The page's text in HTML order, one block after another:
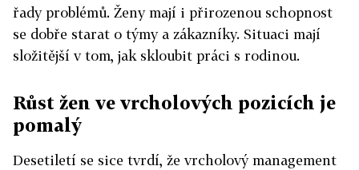
řady problémů. Ženy mají i přirozenou schopnost
se dobře starat o týmy a zákazníky. Situaci mají
složitější v tom, jak skloubit práci s rodinou.
Růst žen ve vrcholových pozicích je
pomalý
Desetiletí se sice tvrdí, že vrcholový management